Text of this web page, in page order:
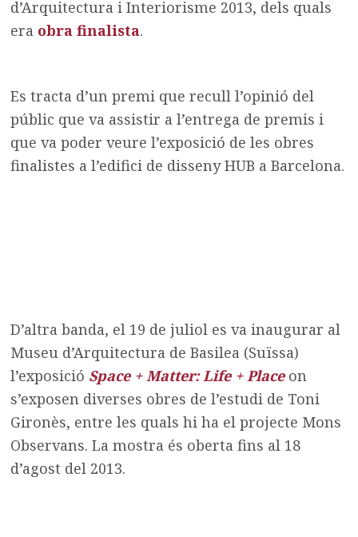
d’Arquitectura i Interiorisme 2013, dels quals
era obra finalista.
Es tracta d’un premi que recull l’opinió del
públic que va assistir a l’entrega de premis i
que va poder veure l’exposició de les obres
finalistes a l’edifici de disseny HUB a Barcelona.
D’altra banda, el 19 de juliol es va inaugurar al
Museu d’Arquitectura de Basilea (Suïssa)
l’exposició Space + Matter: Life + Placeon
s’exposen diverses obres de l’estudi de Toni
Gironès, entre les quals hi ha el projecte Mons
Observans. La mostra és oberta fins al 18
d’agost del 2013.